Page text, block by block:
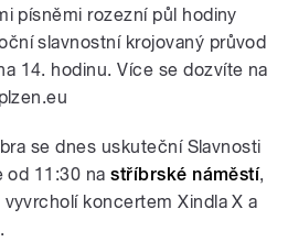
písněmi rozezní půl hodiny
slavnostní krojovaný průvod
14. hodinu. Více se dozvíte na
se dnes uskuteční Slavnosti
od 11:30 nastříbrské náměstí,
koncertem Xindla X a